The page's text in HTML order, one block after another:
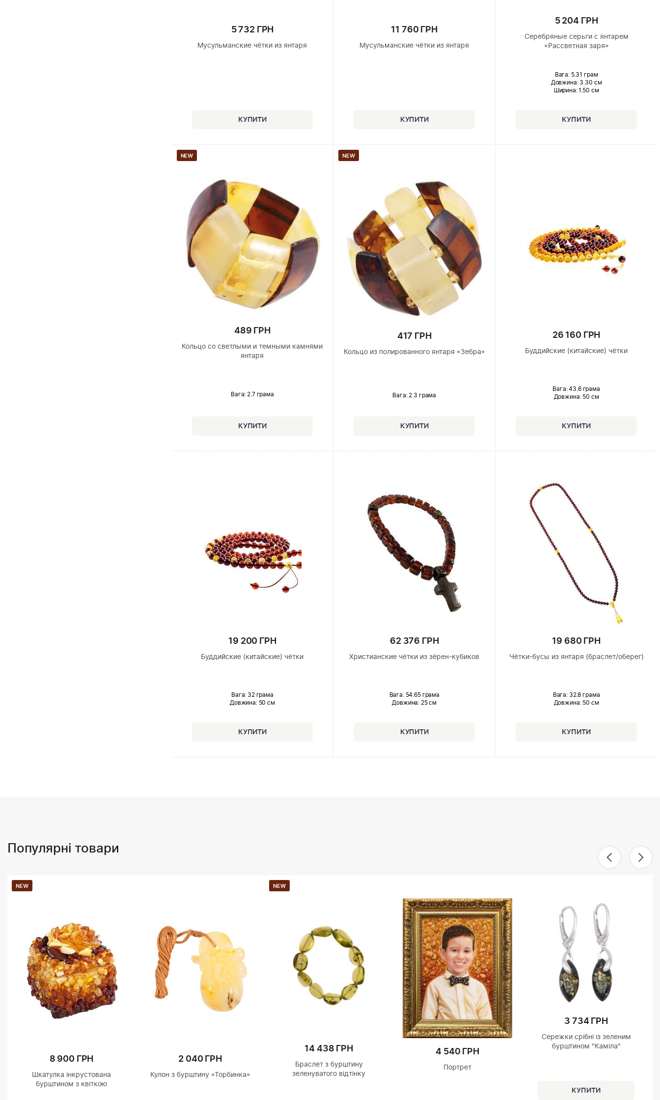
5 732 ГРН
Мусульманские чётки из янтаря
11 760 ГРН
Мусульманские чётки из янтаря
5 204 ГРН
Серебряные серьги с янтарем
«Рассветная заря»
Вага: 5.31 грам
Довжина:3.30 см
Ширина: 1.50 см
NEW
489 ГРН
Кольцо со светлыми и темными камнями
янтаря
Вага: 2.7 грама
NEW
417 ГРН
Кольцо из полированного янтаря «Зебра»
Вага: 2.3 грама
26 160 ГРН
Буддийские (китайские) чётки
Вага: 43.6 грама
Довжина:50 см
19 200 ГРН
Буддийские (китайские) чётки
Вага: 32 грама
Довжина:50 см
62 376 ГРН
Христианские чётки из зёрен-кубиков
Вага: 54.65 грама
Довжина: 25 см
19 680 ГРН
Чётки-бусы из янтаря (браслет/оберег)
Вага: 32.8 грама
Довжина:50 см
Популярні товари
NEW
8 900 ГРН
Шкатулка інкрустована
бурштином з квіткою
2 040 ГРН
Кулон з бурштину «Торбинка»
NEW
14 438 ГРН
Браслет з бурштину
зеленуватого відтінку
4 540 ГРН
Портрет
3 734 ГРН
Сережки срібні із зеленим
бурштином "Каміла"